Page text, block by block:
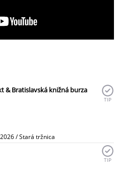
& Bratislavská knižná burza
/ Stará tržnica
TIP
TIP